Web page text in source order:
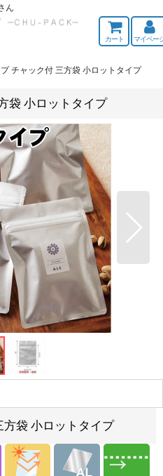
ん
カート マイペー
チャック付 三方袋 小ロットタイプ
袋 小ロットタイプ
方袋 小ロットタイプ